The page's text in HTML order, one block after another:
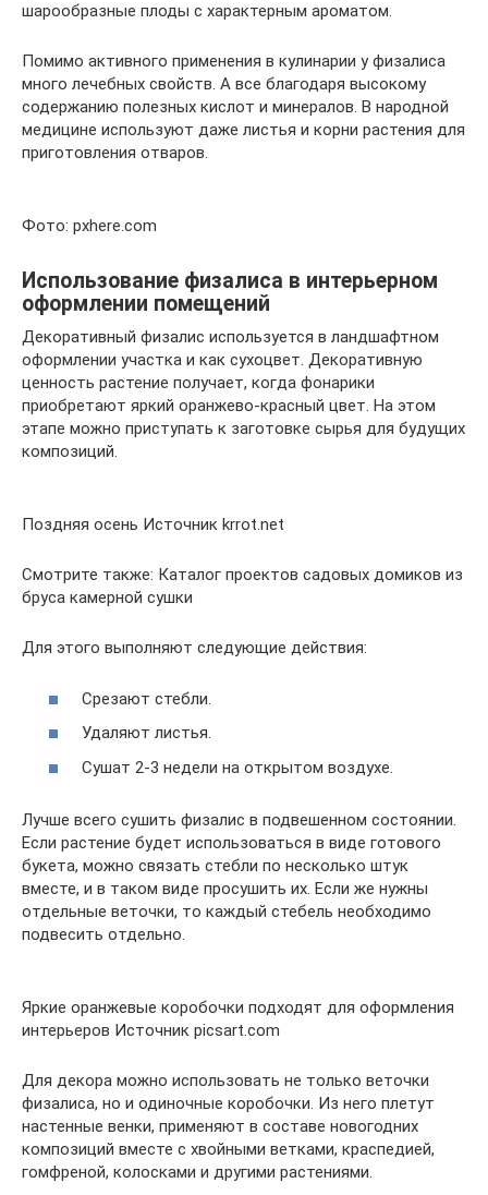
шарообразные плоды с характерным ароматом.
Помимо активного применения в кулинарии у физалиса
много лечебных свойств. А все благодаря высокому
содержанию полезных кислот и минералов. В народной
медицине используют даже листья и корни растения для
приготовления отваров.
Фото: pxhere.com
Использование физалиса в интерьерном
оформлении помещений
Декоративный физалис используется в ландшафтном
оформлении участка и как сухоцвет. Декоративную
ценность растение получает, когда фонарики
приобретают яркий оранжево-красный цвет. На этом
этапе можно приступать к заготовке сырья для будущих
композиций.
Поздняя осень Источник krrot.net
Смотрите также: Каталог проектов садовых домиков из
бруса камерной сушки
Для этого выполняют следующие действия:
Срезают стебли.
Удаляют листья.
Сушат 2-3 недели на открытом воздухе.
Лучше всего сушить физалис в подвешенном состоянии.
Если растение будет использоваться в виде готового
букета, можно связать стебли по несколько штук
вместе, и в таком виде просушить их. Если же нужны
отдельные веточки, то каждый стебель необходимо
подвесить отдельно.
Яркие оранжевые коробочки подходят для оформления
интерьеров Источник picsart.com
Для декора можно использовать не только веточки
физалиса, но и одиночные коробочки. Из него плетут
настенные венки, применяют в составе новогодних
композиций вместе с хвойными ветками, краспедией,
гомфреной, колосками и другими растениями.